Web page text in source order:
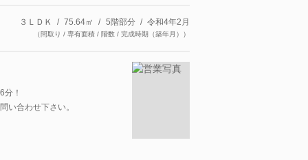
３ＬＤＫ 75.64㎡ 5階部分 令和4年2月
（間取り / 専有面積 / 階数 / 完成時期（築年月））
！
い合わせ下さい。